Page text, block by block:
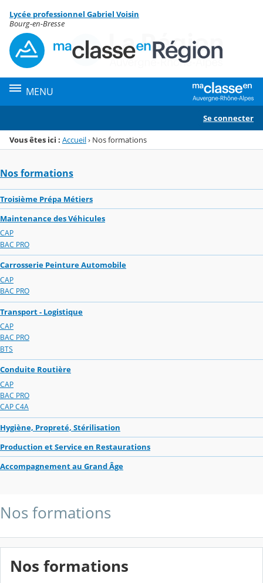
Menu de la rubrique
Contenu
Lycée professionnel Gabriel Voisin
Bourg-en-Bresse
MENU
Se connecter
Vous êtes ici : Accueil› Nos formations
Nos formations
Troisième Prépa Métiers
Maintenance des Véhicules
CAP
BAC PRO
Carrosserie Peinture Automobile
CAP
BAC PRO
Transport - Logistique
CAP
BAC PRO
BTS
Conduite Routière
CAP
BAC PRO
CAP C4A
Hygiène, Propreté, Stérilisation
Production et Service en Restaurations
Accompagnement au Grand Âge
Nos formations
Nos formations